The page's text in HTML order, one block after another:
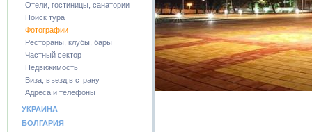
Отели, гостиницы, санатории
Поиск тура
Фотографии
Рестораны, клубы, бары
Частный сектор
Недвижимость
Виза, въезд в страну
Адреса и телефоны
УКРАИНА
БОЛГАРИЯ